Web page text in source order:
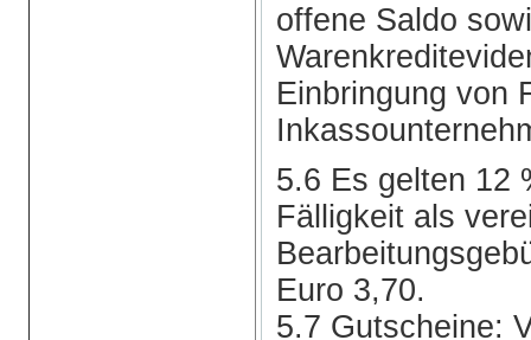
offene Saldo
Einbringung von
5.6 Es gelten 12
Fälligkeit als
Euro 3,70.
5.7 Gutscheine: